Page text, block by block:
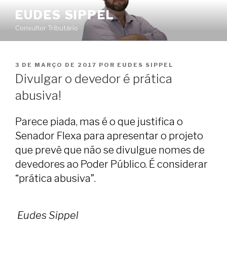
conteúdo
EUDES SIPPEL
Consultor Tributário
PUBLICADO
EM
3 DE MARÇO DE 2017 POR EUDES SIPPEL
Divulgar o devedor é prática
abusiva!
Parece piada, mas é o que justifica o
Senador Flexa para apresentar o projeto
que prevê que não se divulgue nomes de
devedores ao Poder Público. É considerar
“prática abusiva”.
Eudes Sippel